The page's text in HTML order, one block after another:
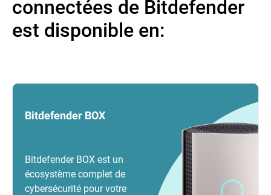
connectées de Bitdefender
est disponible en:
Bitdefender BOX
Bitdefender BOX est un
écosystème complet de
cybersécurité pour votre